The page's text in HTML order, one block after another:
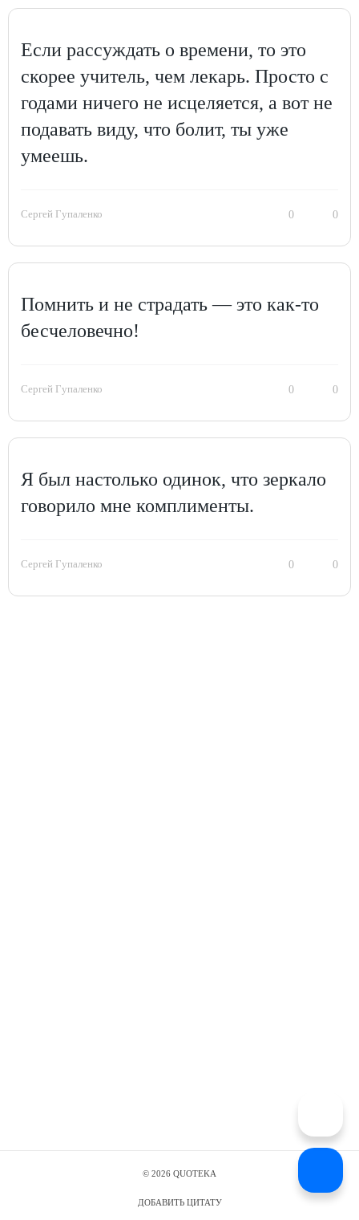
Если рассуждать о времени, то это
скорее учитель, чем лекарь. Просто с
годами ничего не исцеляется, а вот не
подавать виду, что болит, ты уже
умеешь.
Сергей Гупаленко 0 0
Помнить и не страдать — это как-то
бесчеловечно!
Сергей Гупаленко 0 0
Я был настолько одинок, что зеркало
говорило мне комплименты.
Сергей Гупаленко 0 0
© 2026 QUOTEKA
ДОБАВИТЬ ЦИТАТУ